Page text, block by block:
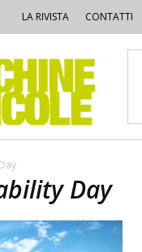
LA RIVISTA CONTATTI
Day